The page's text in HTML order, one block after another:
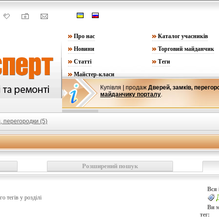
Про нас Каталог учасників
Новини
Торговий майданчик
Статті
Теги
Майстер-класи
Купівля | продаж Дверей, замків,
майданчику порталу.
перегородки (5)
Розширений пошук
тегів у розділі
Вся
Ви
тег: